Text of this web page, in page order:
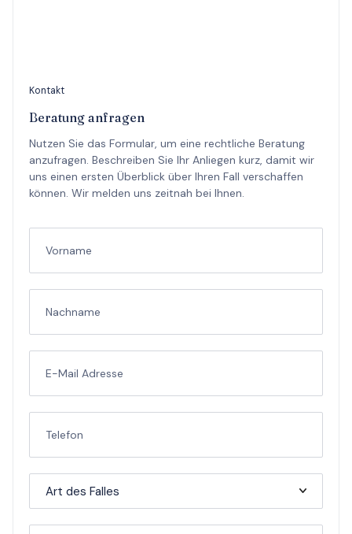
Kontakt
Beratung anfragen
Nutzen Sie das Formular, um eine rechtliche Beratung
anzufragen. Beschreiben Sie Ihr Anliegen kurz, damit wir
uns einen ersten Überblick über Ihren Fall verschaffen
können. Wir melden uns zeitnah bei Ihnen.